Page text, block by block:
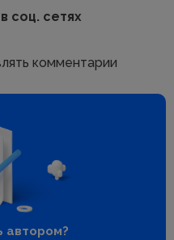
соц. сетях
комментарии
автором?